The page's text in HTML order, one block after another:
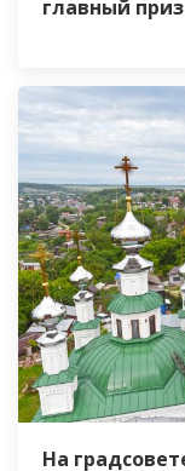
главный
На